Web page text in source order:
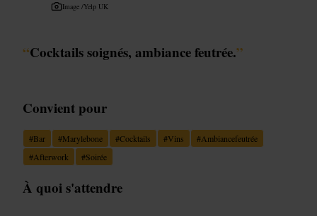
Image /Yelp UK
“Cocktails soignés, ambiance feutrée.”
Convient pour
#Bar #Marylebone #Cocktails #Vins #Ambiancefeutrée
#Afterwork #Soirée
À quoi s'attendre